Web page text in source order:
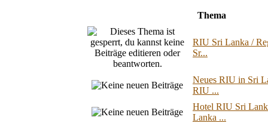
Thema
RIU Sri Lanka /
Sr...
Neues RIU in Sri
RIU ...
Hotel RIU Sri
Lanka ...